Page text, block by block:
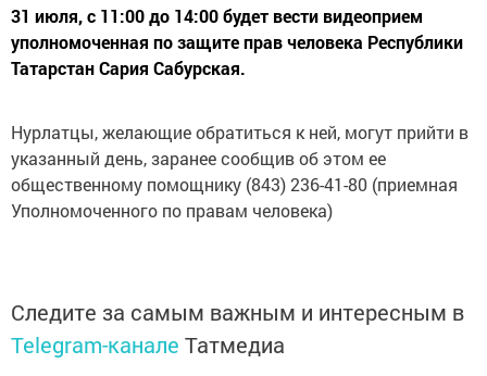
31 июля, с 11:00 до 14:00 будет вести видеоприем
уполномоченная по защите прав человека Республики
Татарстан Сария Сабурская.
Нурлатцы, желающие обратиться к ней, могут прийти в
указанный день, заранее сообщив об этом ее
общественному помощнику (843) 236-41-80 (приемная
Уполномоченного по правам человека)
Следите за самым важным и интересным в
Telegram-канале Татмедиа